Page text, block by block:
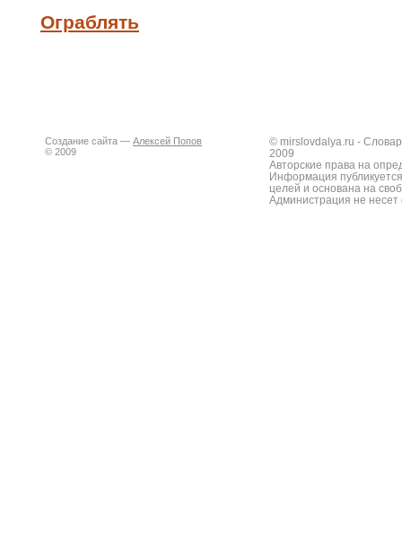
Ограблять
Создание сайта — Алексей Попов
© 2009
© mirslovdalya.ru -
2009
Авторские права на
Информация
целей и основана на
Администрация не несет